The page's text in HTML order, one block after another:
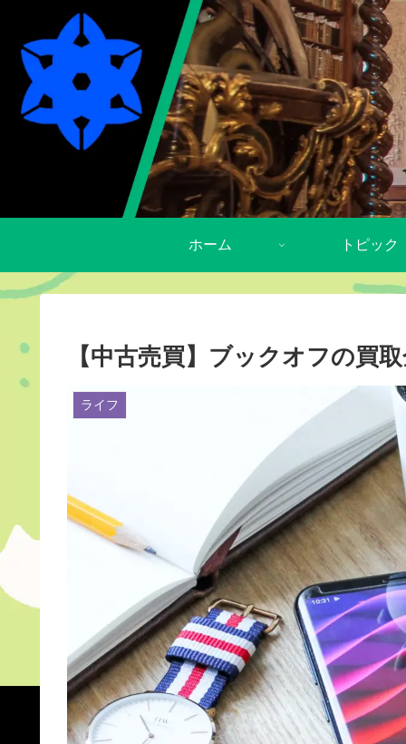
ホーム トピック
【中古売買】ブックオフの買
ライフ